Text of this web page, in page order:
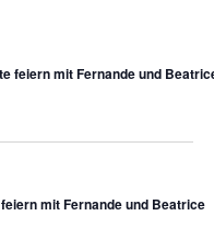
feiern mit Fernande und
mit Fernande und Beatrice